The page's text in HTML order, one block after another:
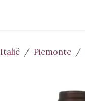
Italië Piemonte